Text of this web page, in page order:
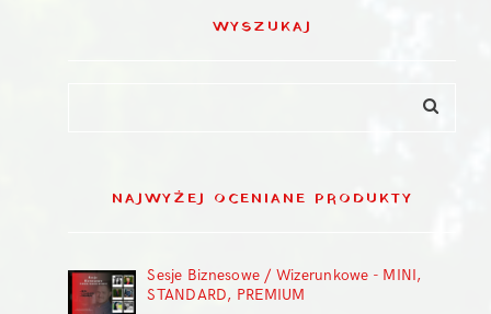
WYSZUKAJ
NAJWYŻEJ OCENIANE PRODUKTY
Sesje Biznesowe / Wizerunkowe - MINI,
STANDARD, PREMIUM